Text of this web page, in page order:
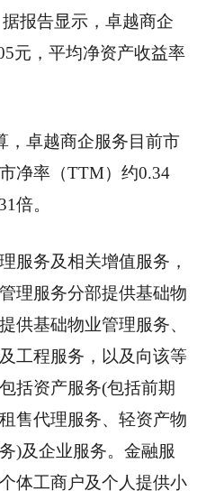
报告显示，卓越商企
元，平均净资产收益率
，卓越商企服务目前市
净率（TTM）约0.34
倍。
服务及相关增值服务，
理服务分部提供基础物
供基础物业管理服务、
工程服务，以及向该等
括资产服务(包括前期
售代理服务、轻资产物
)及企业服务。金融服
体工商户及个人提供小